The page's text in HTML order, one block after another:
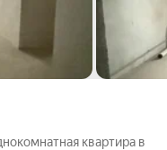
квартира в